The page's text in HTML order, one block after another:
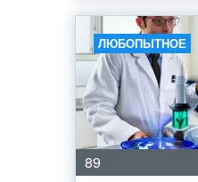
ЛЮБОПЫТНОЕ
89